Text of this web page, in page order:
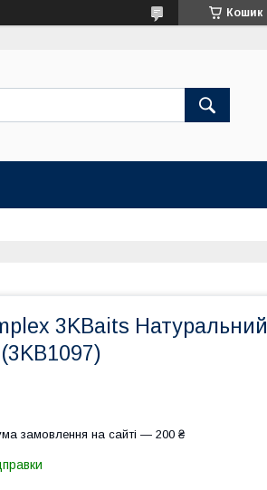
Кошик
3KBaits Натуральний
замовлення на сайті — 200 ₴